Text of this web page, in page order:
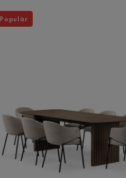
Populär